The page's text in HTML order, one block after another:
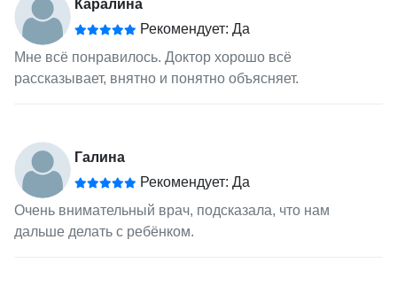
Каралина
Рекомендует: Да
Мне всё понравилось. Доктор хорошо всё
рассказывает, внятно и понятно объясняет.
Галина
Рекомендует: Да
Очень внимательный врач, подсказала, что нам
дальше делать с ребёнком.